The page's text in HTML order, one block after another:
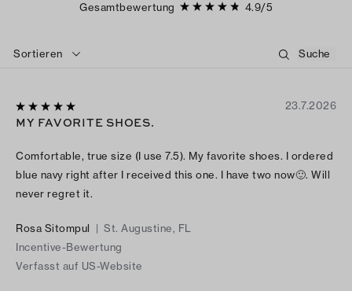
Gesamtbewertung
4.9/5
Sortieren
23.7.2026
MY FAVORITE SHOES.
Comfortable, true size (I use 7.5). My favorite shoes. I ordered
blue navy right after I received this one. I have two now🙂. Will
never regret it.
Rosa Sitompul | St. Augustine, FL
Incentive-Bewertung
Verfasst auf US-Website